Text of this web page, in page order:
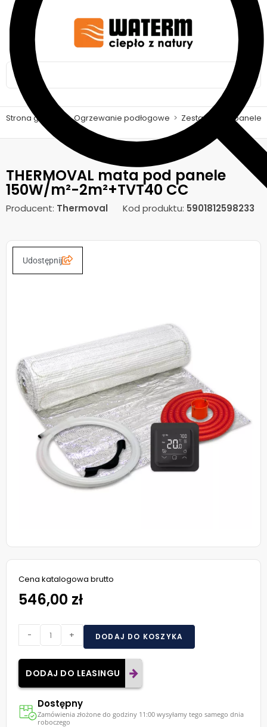
Strona główna > Ogrzewanie podłogowe > Zestawy pod panele
THERMOVAL mata pod panele
150W/m²-2m²+TVT40 CC
Producent: Thermoval Kod produktu: 5901812598233
Udostępnij
Cena katalogowa brutto
546,00 zł
- + DODAJ DO KOSZYKA
DODAJ DO LEASINGU
Dostępny
Zamówienia złożone do godziny 11:00 wysyłamy tego samego dnia
roboczego